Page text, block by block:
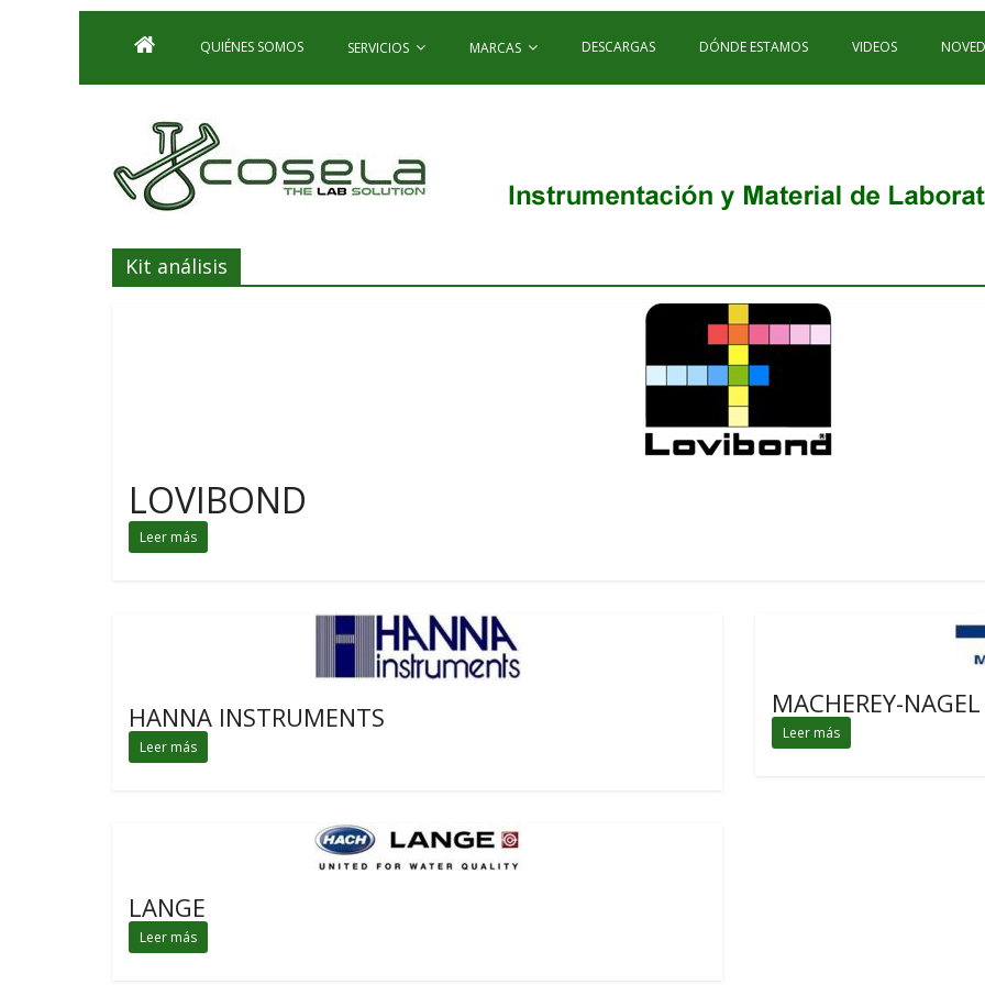
QUIÉNES SOMOS SERVICIOS MARCAS DESCARGAS DÓNDE ESTAMOS VIDEOS
Kit análisis
LOVIBOND
Leer más
HANNA INSTRUMENTS
Leer más
MACHEREY-NAGEL
Leer más
LANGE
Leer más